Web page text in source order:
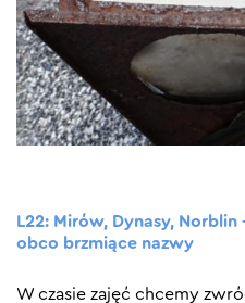
L22: Mirów, Dynasy,
obco brzmiące nazwy
W czasie zajęć chcemy